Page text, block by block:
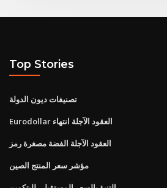
Top Stories
تصنيفات ديون الدولة
Eurodollar العقود الآجلة انتهاء
العقود الآجلة الفضة مصغرة رمز
مؤشر سعر المنتج الصين